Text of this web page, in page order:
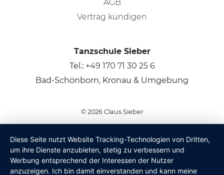
AGB
Vertrag kündigen
Tanzschule Sieber
Tel.: +49 170 71 30 25 6
Bad-Schönborn, Kronau & Umgebung
© 2026 Claus Sieber
Diese Seite nutzt Website Tracking-Technologien von Dritten,
um ihre Dienste anzubieten, stetig zu verbessern und
Werbung entsprechend der Interessen der Nutzer
anzuzeigen. Ich bin damit einverstanden und kann meine